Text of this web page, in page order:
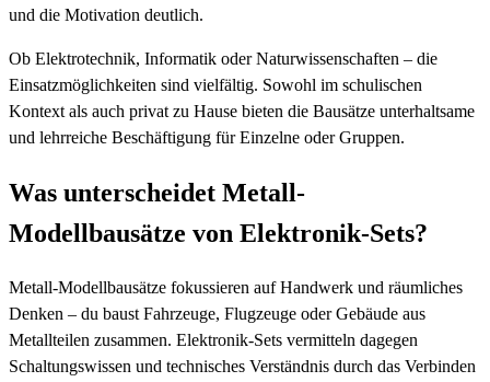
und die Motivation deutlich.
Ob Elektrotechnik, Informatik oder Naturwissenschaften – die
Einsatzmöglichkeiten sind vielfältig. Sowohl im schulischen
Kontext als auch privat zu Hause bieten die Bausätze unterhaltsame
und lehrreiche Beschäftigung für Einzelne oder Gruppen.
Was unterscheidet Metall-
Modellbausätze von Elektronik-Sets?
Metall-Modellbausätze fokussieren auf Handwerk und räumliches
Denken – du baust Fahrzeuge, Flugzeuge oder Gebäude aus
Metallteilen zusammen. Elektronik-Sets vermitteln dagegen
Schaltungswissen und technisches Verständnis durch das Verbinden